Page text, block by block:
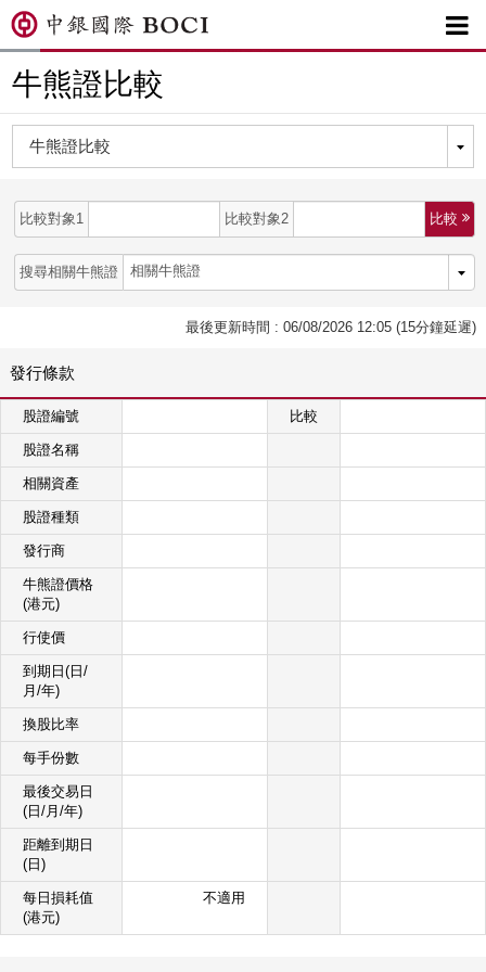

牛熊證比較
比較對象1 比較對象2 比較 
搜尋相關牛熊證
最後更新時間 : 06/08/2026 12:05 (15分鐘延遲)
發行條款
股證編號 比較
股證名稱
相關資產
股證種類
發行商
牛熊證價格
(港元)
行使價
到期日(日/
月/年)
換股比率
每手份數
最後交易日
(日/月/年)
距離到期日
(日)
每日損耗值
(港元)
不適用